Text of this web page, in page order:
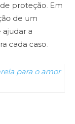
proteção. Em
de um
a
cada caso.
para o amor